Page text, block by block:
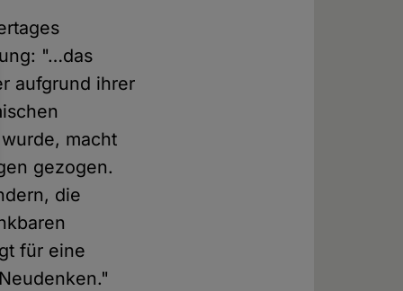
"…das
aufgrund ihrer
macht
gezogen.
die
für eine